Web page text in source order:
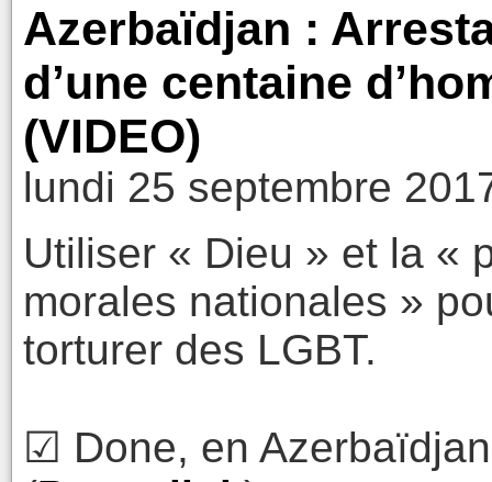
Azerbaïdjan :
d’une centaine
(VIDEO)
lundi 25 septembre
Utiliser « Dieu » et la «
morales nationales »
torturer des LGBT.
☑ Done, en